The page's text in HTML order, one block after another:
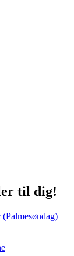
til dig!